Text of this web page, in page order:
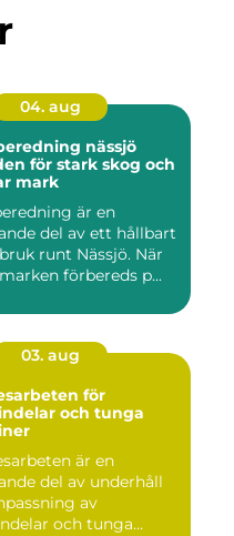
04. aug
nässjö
för stark skog och
mark
är en
del av ett hållbart
runt Nässjö. När
förbereds p...
03. aug
för
och tunga
är en
del av underhåll
av
och tunga